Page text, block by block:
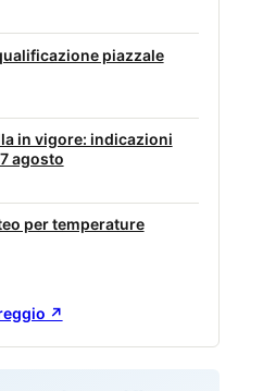
piazzale
in vigore: indicazioni
agosto
per temperature
↗